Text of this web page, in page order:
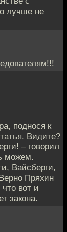
лучше не
поднося к
Видите?
– говорил
можем.
Вайсберги,
Пряхин
вот и
закона.